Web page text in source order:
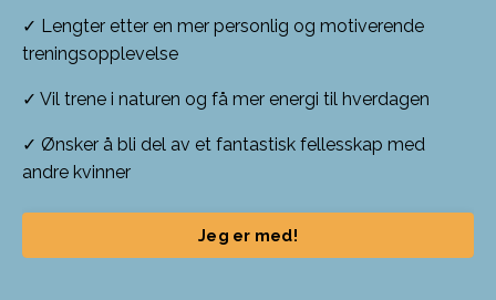
✓ Lengter etter en mer personlig og motiverende
treningsopplevelse
✓ Vil trene i naturen og få mer energi til hverdagen
✓ Ønsker å bli del av et fantastisk fellesskap med
andre kvinner
Jeg er med!